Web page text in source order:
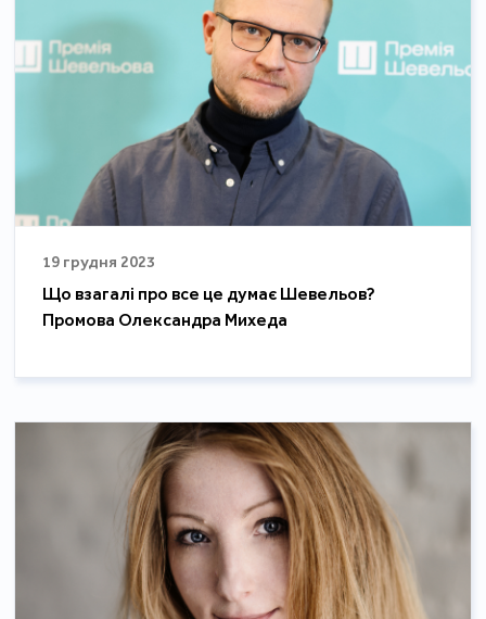
19 грудня 2023
Що взагалі про все це думає Шевельов?
Промова Олександра Михеда